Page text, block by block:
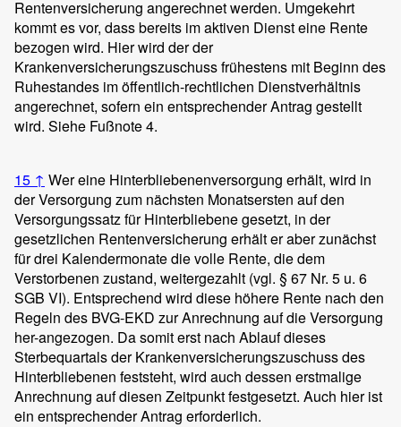
Rentenversicherung angerechnet werden. Umgekehrt
kommt es vor, dass bereits im aktiven Dienst eine Rente
bezogen wird. Hier wird der der
Krankenversicherungszuschuss frühestens mit Beginn des
Ruhestandes im öffentlich-rechtlichen Dienstverhältnis
angerechnet, sofern ein entsprechender Antrag gestellt
wird. Siehe Fußnote 4.
15 ↑ Wer eine Hinterbliebenenversorgung erhält, wird in
der Versorgung zum nächsten Monatsersten auf den
Versorgungssatz für Hinterbliebene gesetzt, in der
gesetzlichen Rentenversicherung erhält er aber zunächst
für drei Kalendermonate die volle Rente, die dem
Verstorbenen zustand, weitergezahlt (vgl. § 67 Nr. 5 u. 6
SGB VI). Entsprechend wird diese höhere Rente nach den
Regeln des BVG-EKD zur Anrechnung auf die Versorgung
her-angezogen. Da somit erst nach Ablauf dieses
Sterbequartals der Krankenversicherungszuschuss des
Hinterbliebenen feststeht, wird auch dessen erstmalige
Anrechnung auf diesen Zeitpunkt festgesetzt. Auch hier ist
ein entsprechender Antrag erforderlich.